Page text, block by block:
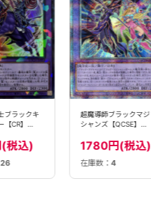
ブラックキ
CR】
税込)
26
超魔導師ブラックマジ
シャンズ【QCSE】
1780円(税込)
在庫数：4